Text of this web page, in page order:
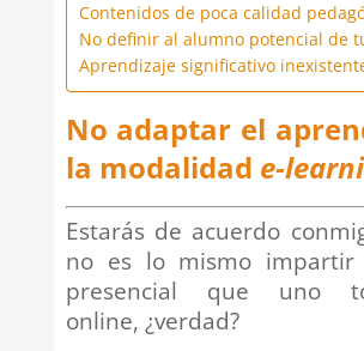
Contenidos de poca calidad
No definir al alumno potencial de
Aprendizaje significativo
No adaptar el
la modalidad e-
Estarás de acuerdo
no es lo mismo impartir
presencial que uno
online, ¿verdad?